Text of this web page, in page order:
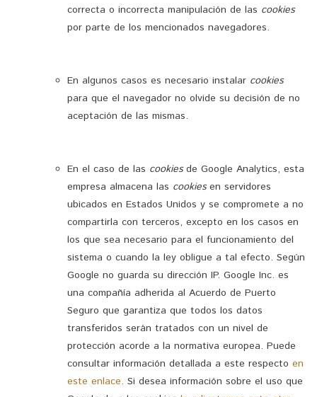
correcta o incorrecta manipulación de las cookies
por parte de los mencionados navegadores.
En algunos casos es necesario instalar cookies
para que el navegador no olvide su decisión de no
aceptación de las mismas.
En el caso de las cookiesde Google Analytics, esta
empresa almacena las cookiesen servidores
ubicados en Estados Unidos y se compromete a no
compartirla con terceros, excepto en los casos en
los que sea necesario para el funcionamiento del
sistema o cuando la ley obligue a tal efecto. Según
Google no guarda su dirección IP. Google Inc. es
una compañía adherida al Acuerdo de Puerto
Seguro que garantiza que todos los datos
transferidos serán tratados con un nivel de
protección acorde a la normativa europea. Puede
consultar información detallada a este respecto en
este enlace. Si desea información sobre el uso que